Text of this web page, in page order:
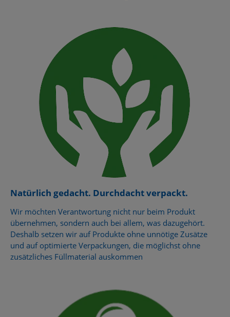
Natürlich gedacht. Durchdacht verpackt.
Wir möchten Verantwortung nicht nur beim Produkt
übernehmen, sondern auch bei allem, was dazugehört.
Deshalb setzen wir auf Produkte ohne unnötige Zusätze
und auf optimierte Verpackungen, die möglichst ohne
zusätzliches Füllmaterial auskommen